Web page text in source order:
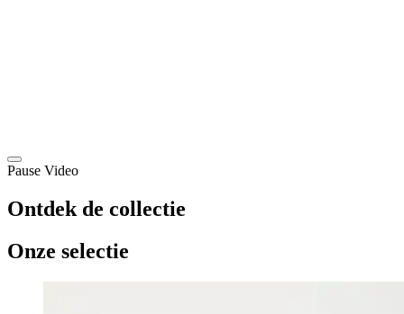
Pause Video
Ontdek de collectie
Onze selectie